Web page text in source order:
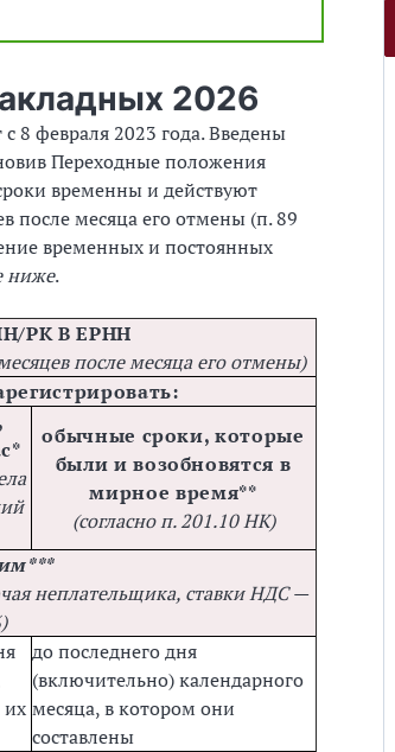
2026
8 февраля 2023 года. Введены
Переходные положения
временны и действуют
после месяца его отмены (п. 89
временных и постоянных
ниже.
РК В ЕРНН
после месяца его отмены)
обычные сроки, которые
были и возобновятся в
мирное время**
(согласно п. 201.10 НК)
неплательщика, ставки НДС —
до последнего дня
(включительно) календарного
месяца, в котором они
составлены